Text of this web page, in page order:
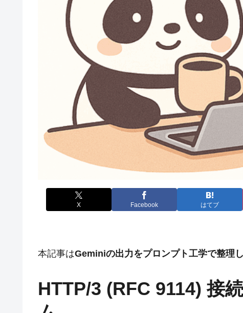
X Facebook はてブ
本記事はGeminiの出力をプロンプト工学で整理
HTTP/3 (RFC 9114) 接